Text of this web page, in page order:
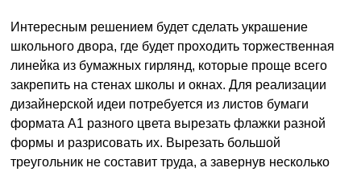
Интересным решением будет сделать украшение
школьного двора, где будет проходить торжественная
линейка из бумажных гирлянд, которые проще всего
закрепить на стенах школы и окнах. Для реализации
дизайнерской идеи потребуется из листов бумаги
формата А1 разного цвета вырезать флажки разной
формы и разрисовать их. Вырезать большой
треугольник не составит труда, а завернув несколько